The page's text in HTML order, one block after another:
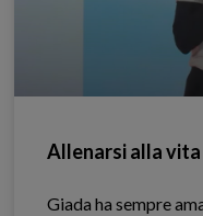
Allenarsi alla vita
Giada ha sempre